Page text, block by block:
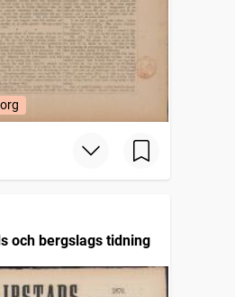
och bergslags tidning